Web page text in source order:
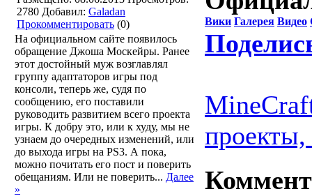
2780 Добавил: Galadan
Прокомментировать (0)
На официальном сайте появилось
обращение Джоша Москейры. Ранее
этот достойный муж возглавлял
группу адаптаторов игры под
консоли, теперь же, судя по
сообщению, его поставили
руководить развитием всего проекта
игры. К добру это, или к худу, мы не
узнаем до очередных изменений, или
до выхода игры на PS3. А пока,
можно почитать его пост и поверить
обещаниям. Или не поверить... Далее
»
Вики Галерея Видео
проекты,